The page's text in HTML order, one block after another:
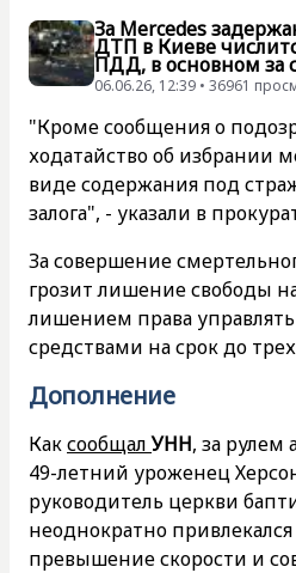
За Mercedes
ДТП в Киеве
ПДД, в основном за
06.06.26, 12:39 • 36961
"Кроме сообщения о
ходатайство об избрании
виде содержания под
залога", - указали в
За совершение
грозит лишение свободы
лишением права
средствами на срок до трех
Дополнение
КаксообщалУНН, за рулем
49-летний уроженец
руководитель церкви
неоднократно
превышение скорости и